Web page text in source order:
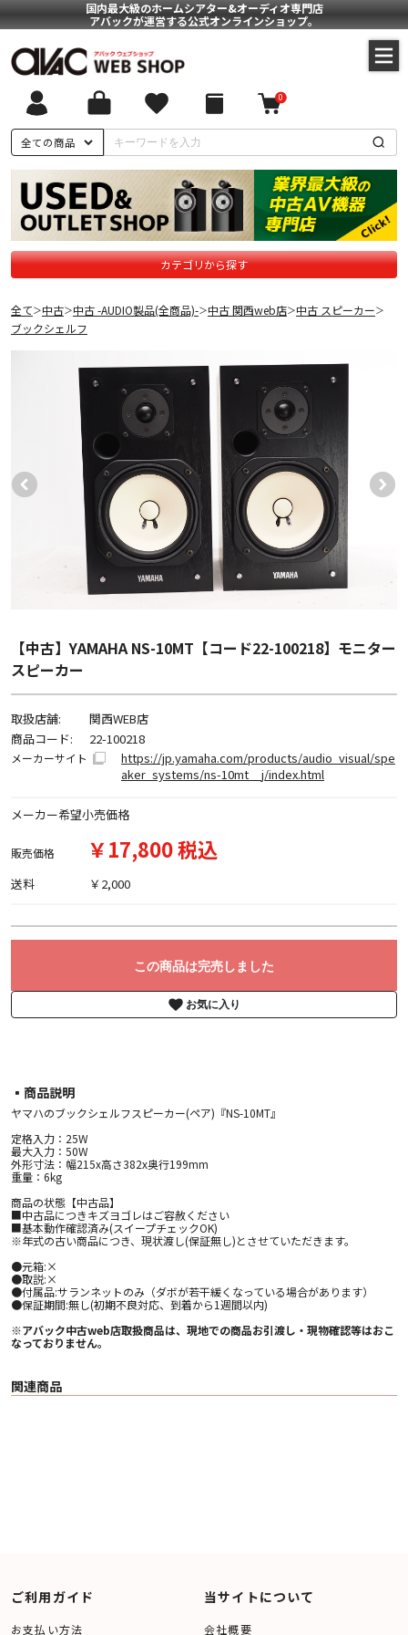
国内最大級のホームシアター&オーディオ専門店
アバックが運営する公式オンラインショップ。
全ての商品
0
カテゴリから探す
全て＞中古＞中古 -AUDIO製品(全商品)-＞中古 関西web店＞中古 スピーカー＞
ブックシェルフ
【中古】YAMAHA NS-10MT【コード22-100218】モニター
スピーカー
取扱店舗:
関西WEB店
商品コード:
22-100218
メーカーサイト
https://jp.yamaha.com/products/audio_visual/spe
aker_systems/ns-10mt__j/index.html
メーカー希望小売価格
販売価格 ￥17,800 税込
送料 ￥2,000
この商品は完売しました
お気に入り
▪︎商品説明
ヤマハのブックシェルフスピーカー(ペア)『NS-10MT』
定格入力：25W
最大入力：50W
外形寸法：幅215x高さ382x奥行199mm
重量：6kg
商品の状態【中古品】
■中古品につきキズヨゴレはご容赦ください
■基本動作確認済み(スイープチェックOK)
※年式の古い商品につき、現状渡し(保証無し)とさせていただきます。
●元箱:×
●取説:×
●付属品:サランネットのみ（ダボが若干緩くなっている場合があります）
●保証期間:無し(初期不良対応、到着から1週間以内)
※アバック中古web店取扱商品は、現地での商品お引渡し・現物確認等はおこ
なっておりません。
関連商品
ご利用ガイド
お支払い方法
当サイトについて
会社概要